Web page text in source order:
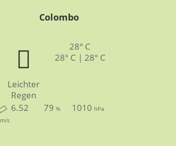
Colombo
Leichter
Regen
28° C
28° C | 28° C
6.52
m/s
79 % 1010 hPa